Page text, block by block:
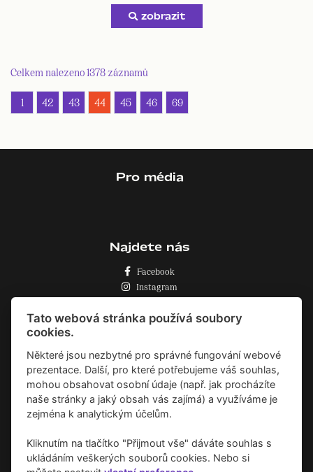
zobrazit
Celkem nalezeno 1378 záznamů
1 42 43 44 45 46 69
Pro média
Najdete nás
Facebook
Instagram
Tato webová stránka používá soubory
cookies.
Některé jsou nezbytné pro správné fungování webové
prezentace. Další, pro které potřebujeme váš souhlas,
mohou obsahovat osobní údaje (např. jak procházíte
naše stránky a jaký obsah vás zajímá) a využíváme je
zejména k analytickým účelům.
Kliknutím na tlačítko "Přijmout vše" dáváte souhlas s
ukládáním veškerých souborů cookies. Nebo si